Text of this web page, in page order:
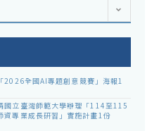
2026全國AI專題創意競賽」海報1
國立臺灣師範大學辦理「114至115
資專業成長研習」實施計畫1份